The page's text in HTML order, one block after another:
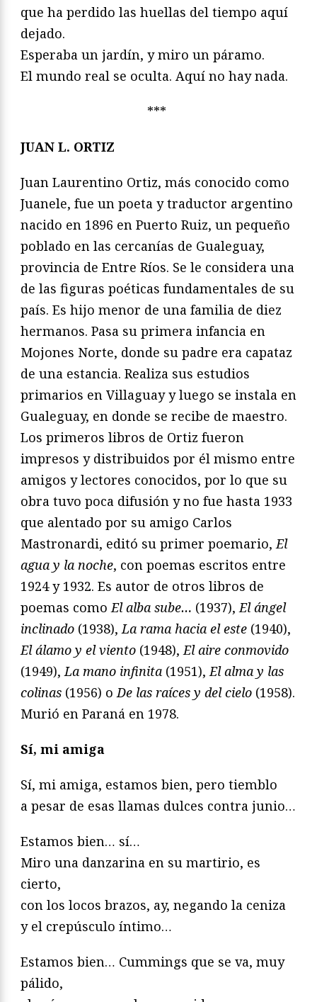
que ha perdido las huellas del tiempo aquí
dejado.
Esperaba un jardín, y miro un páramo.
El mundo real se oculta. Aquí no hay nada.
***
JUAN L. ORTIZ
Juan Laurentino Ortiz, más conocido como
Juanele, fue un poeta y traductor argentino
nacido en 1896 en Puerto Ruiz, un pequeño
poblado en las cercanías de Gualeguay,
provincia de Entre Ríos. Se le considera una
de las figuras poéticas fundamentales de su
país. Es hijo menor de una familia de diez
hermanos. Pasa su primera infancia en
Mojones Norte, donde su padre era capataz
de una estancia. Realiza sus estudios
primarios en Villaguay y luego se instala en
Gualeguay, en donde se recibe de maestro.
Los primeros libros de Ortiz fueron
impresos y distribuidos por él mismo entre
amigos y lectores conocidos, por lo que su
obra tuvo poca difusión y no fue hasta 1933
que alentado por su amigo Carlos
Mastronardi, editó su primer poemario, El
agua y la noche, con poemas escritos entre
1924 y 1932. Es autor de otros libros de
poemas como El alba sube… (1937), El ángel
inclinado (1938), La rama hacia el este (1940),
El álamo y el viento (1948), El aire conmovido
(1949), La mano infinita (1951), El alma y las
colinas (1956) o De las raíces y del cielo (1958).
Murió en Paraná en 1978.
Sí, mi amiga
Sí, mi amiga, estamos bien, pero tiemblo
a pesar de esas llamas dulces contra junio…
Estamos bien… sí…
Miro una danzarina en su martirio, es
cierto,
con los locos brazos, ay, negando la ceniza
y el crepúsculo íntimo…
Estamos bien… Cummings que se va, muy
pálido,